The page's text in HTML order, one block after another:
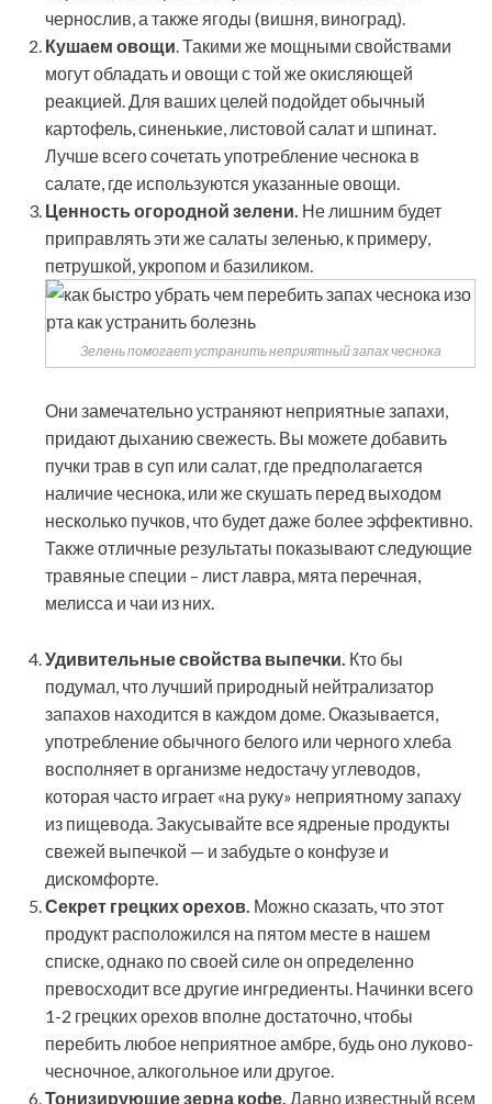
чернослив, а также ягоды (вишня, виноград).
Кушаем овощи. Такими же мощными свойствами
могут обладать и овощи с той же окисляющей
реакцией. Для ваших целей подойдет обычный
картофель, синенькие, листовой салат и шпинат.
Лучше всего сочетать употребление чеснока в
салате, где используются указанные овощи.
Ценность огородной зелени. Не лишним будет
приправлять эти же салаты зеленью, к примеру,
петрушкой, укропом и базиликом.
Зелень помогает устранить неприятный запах чеснока
Они замечательно устраняют неприятные запахи,
придают дыханию свежесть. Вы можете добавить
пучки трав в суп или салат, где предполагается
наличие чеснока, или же скушать перед выходом
несколько пучков, что будет даже более эффективно.
Также отличные результаты показывают следующие
травяные специи – лист лавра, мята перечная,
мелисса и чаи из них.
Удивительные свойства выпечки. Кто бы
подумал, что лучший природный нейтрализатор
запахов находится в каждом доме. Оказывается,
употребление обычного белого или черного хлеба
восполняет в организме недостачу углеводов,
которая часто играет «на руку» неприятному запаху
из пищевода. Закусывайте все ядреные продукты
свежей выпечкой — и забудьте о конфузе и
дискомфорте.
Секрет грецких орехов. Можно сказать, что этот
продукт расположился на пятом месте в нашем
списке, однако по своей силе он определенно
превосходит все другие ингредиенты. Начинки всего
1-2 грецких орехов вполне достаточно, чтобы
перебить любое неприятное амбре, будь оно луково-
чесночное, алкогольное или другое.
Тонизирующие зерна кофе. Давно известный всем